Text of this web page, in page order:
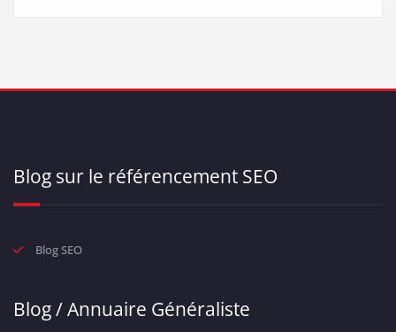
Blog sur le référencement SEO
Blog SEO
Blog / Annuaire Généraliste